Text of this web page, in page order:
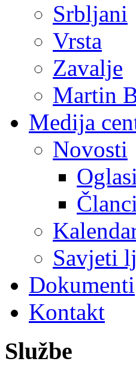
Srbljani
Vrsta
Zavalje
Martin
Medija
Novosti
Oglasi
Članci
Savjeti
Dokumenti
Kontakt
Službe